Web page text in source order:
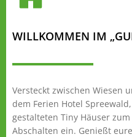
WILLKOMMEN IM
Versteckt zwischen Wiesen
dem Ferien Hotel
gestalteten Tiny Häuser
Abschalten ein. Genießt